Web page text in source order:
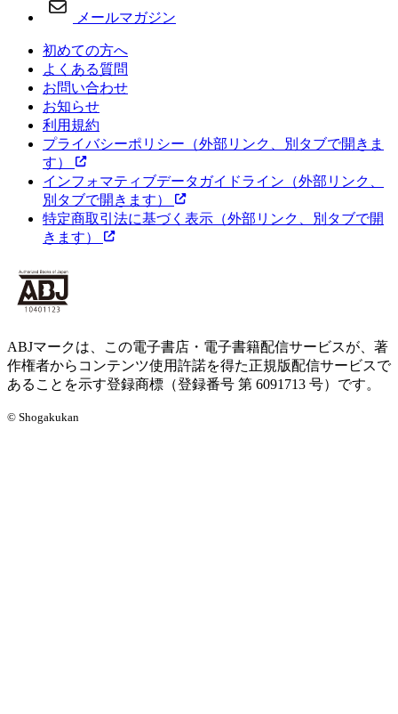
メールマガジン
初めての方へ
よくある質問
お問い合わせ
お知らせ
利用規約
プライバシーポリシー （外部リンク、別タブで開きま
す）
インフォマティブデータガイドライン （外部リンク、
別タブで開きます）
特定商取引法に基づく表示 （外部リンク、別タブで開
きます）
ABJマークは、この電子書店・電子書籍配信サービスが、著
作権者からコンテンツ使用許諾を得た正規版配信サービスで
あることを示す登録商標（登録番号 第 6091713 号）です。
© Shogakukan